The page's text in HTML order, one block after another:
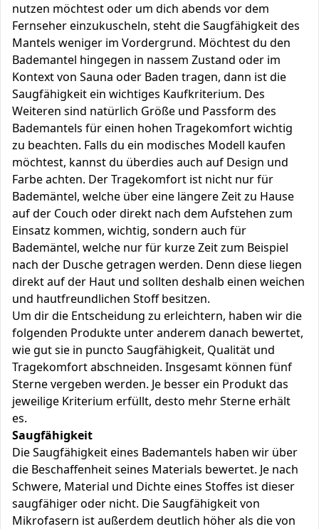
nutzen möchtest oder um dich abends vor dem
Fernseher einzukuscheln, steht die Saugfähigkeit des
Mantels weniger im Vordergrund. Möchtest du den
Bademantel hingegen in nassem Zustand oder im
Kontext von Sauna oder Baden tragen, dann ist die
Saugfähigkeit ein wichtiges Kaufkriterium. Des
Weiteren sind natürlich Größe und Passform des
Bademantels für einen hohen Tragekomfort wichtig
zu beachten. Falls du ein modisches Modell kaufen
möchtest, kannst du überdies auch auf Design und
Farbe achten. Der Tragekomfort ist nicht nur für
Bademäntel, welche über eine längere Zeit zu Hause
auf der Couch oder direkt nach dem Aufstehen zum
Einsatz kommen, wichtig, sondern auch für
Bademäntel, welche nur für kurze Zeit zum Beispiel
nach der Dusche getragen werden. Denn diese liegen
direkt auf der Haut und sollten deshalb einen weichen
und hautfreundlichen Stoff besitzen.
Um dir die Entscheidung zu erleichtern, haben wir die
folgenden Produkte unter anderem danach bewertet,
wie gut sie in puncto Saugfähigkeit, Qualität und
Tragekomfort abschneiden. Insgesamt können fünf
Sterne vergeben werden. Je besser ein Produkt das
jeweilige Kriterium erfüllt, desto mehr Sterne erhält
es.
Saugfähigkeit
Die Saugfähigkeit eines Bademantels haben wir über
die Beschaffenheit seines Materials bewertet. Je nach
Schwere, Material und Dichte eines Stoffes ist dieser
saugfähiger oder nicht. Die Saugfähigkeit von
Mikrofasern ist außerdem deutlich höher als die von